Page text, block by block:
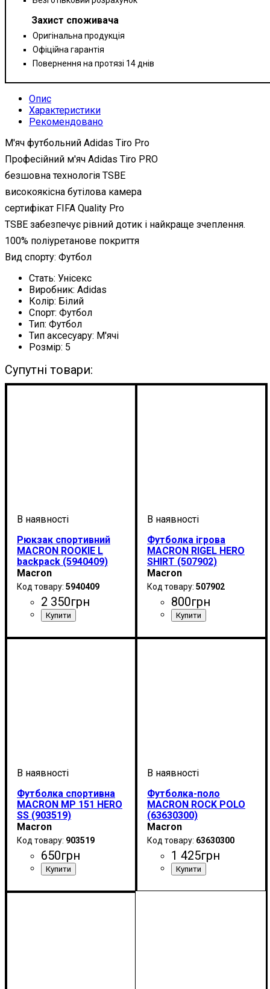
Захист споживача
Оригінальна продукція
Офіційна гарантія
Повернення на протязі 14 днів
Опис
Характеристики
Рекомендовано
М'яч футбольний Adidas Tiro Pro
Професійний м'яч Adidas Tiro PRO
безшовна технологія TSBE
високоякісна бутілова камера
сертифікат FIFA Quality Pro
TSBE забезпечує рівний дотик і найкраще зчеплення.
100% поліуретанове покриття
Вид спорту: Футбол
Стать: Унісекс
Виробник: Adidas
Колір: Білий
Спорт: Футбол
Тип: Футбол
Тип аксесуару: М'ячі
Розмір: 5
Супутні товари:
Рюкзак спортивний
MACRON ROOKIE L
backpack (5940409)
Macron
5940409
2 350грн
Футболка ігрова
MACRON RIGEL HERO
SHIRT (507902)
Macron
507902
800грн
Чоловічий
Футболка спортивна
MACRON MP 151 HERO
SS (903519)
Macron
903519
650грн
Унісекс
Футболка-поло
MACRON ROCK POLO
(63630300)
Macron
63630300
1 425грн